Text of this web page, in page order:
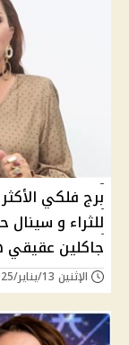
برج فلكي
للثراء و
جاكلين
الإثنين 13/يناير/2025 - 03:00 ص